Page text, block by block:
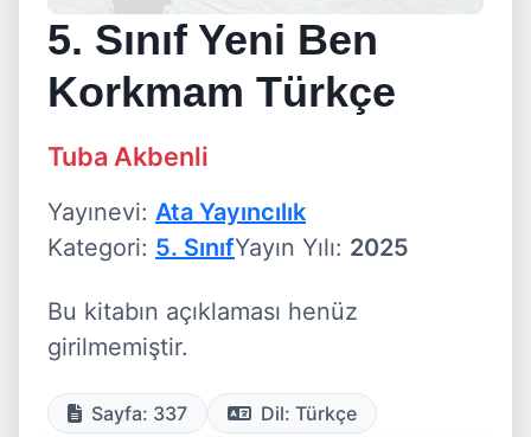
5. Sınıf Yeni Ben
Korkmam Türkçe
Tuba Akbenli
Yayınevi: Ata Yayıncılık
Kategori: 5. SınıfYayın Yılı: 2025
Bu kitabın açıklaması henüz
girilmemiştir.
Sayfa: 337 Dil: Türkçe